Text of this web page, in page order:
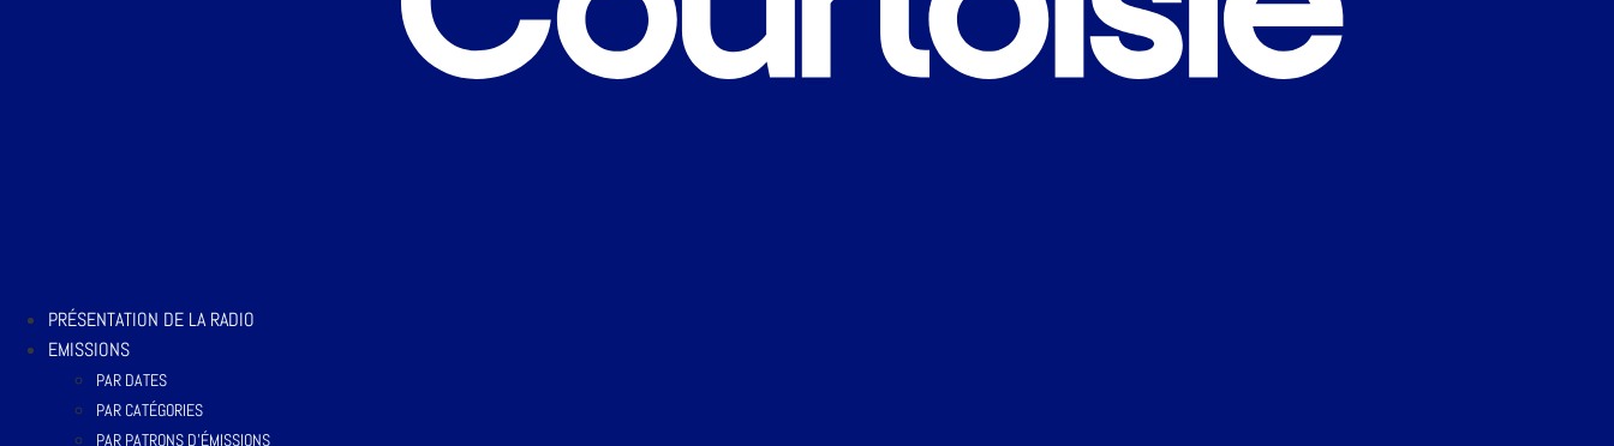
PRÉSENTATION DE LA RADIO
EMISSIONS
PAR DATES
PAR CATÉGORIES
PAR PATRONS D’ÉMISSIONS